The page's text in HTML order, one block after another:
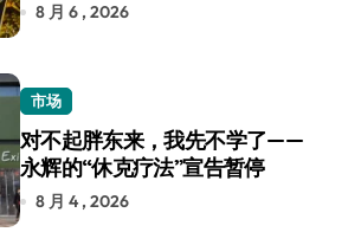
8 月 6 , 2026
市场
对不起胖东来，我先不学了——
永辉的“休克疗法”宣告暂停
8 月 4 , 2026